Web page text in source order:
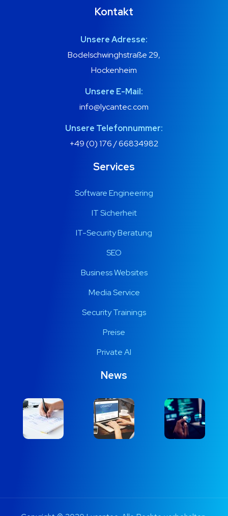
Screenshot Gallery
Kontakt
Unsere Adresse:
Bodelschwinghstraße 29,
Hockenheim
Unsere E-Mail:
info@lycantec.com
Unsere Telefonnummer:
+49 (0) 176 / 66834982
Services
Software Engineering
IT Sicherheit
IT-Security Beratung
SEO
Business Websites
Media Service
Security Trainings
Preise
Private AI
News